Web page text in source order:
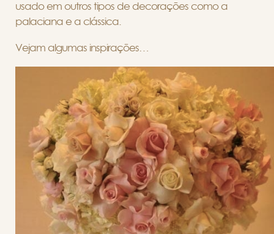
usado em outros tipos de decorações como a
palaciana e a clássica.
Vejam algumas inspirações…